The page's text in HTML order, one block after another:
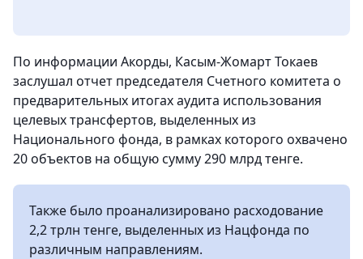
По информации Акорды, Касым-Жомарт Токаев
заслушал отчет председателя Счетного комитета о
предварительных итогах аудита использования
целевых трансфертов, выделенных из
Национального фонда, в рамках которого охвачено
20 объектов на общую сумму 290 млрд тенге.
Также было проанализировано расходование
2,2 трлн тенге, выделенных из Нацфонда по
различным направлениям.